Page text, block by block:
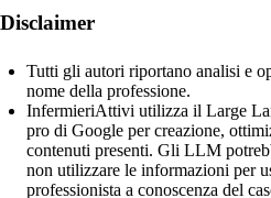
Disclaimer
Tutti gli autori riportano analisi e
nome della professione.
InfermieriAttivi utilizza il Large
pro di Google per creazione,
contenuti presenti. Gli LLM
non utilizzare le informazioni per
professionista a conoscenza del